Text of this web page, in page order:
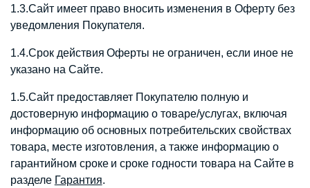
1.3.Сайт имеет право вносить изменения в Оферту без
уведомления Покупателя.
1.4.Срок действия Оферты не ограничен, если иное не
указано на Сайте.
1.5.Сайт предоставляет Покупателю полную и
достоверную информацию о товаре/услугах, включая
информацию об основных потребительских свойствах
товара, месте изготовления, а также информацию о
гарантийном сроке и сроке годности товара на Сайте в
разделе Гарантия.